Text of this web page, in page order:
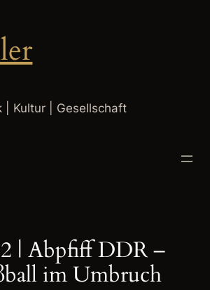
| Kultur | Gesellschaft
| Abpfiff DDR –
im Umbruch